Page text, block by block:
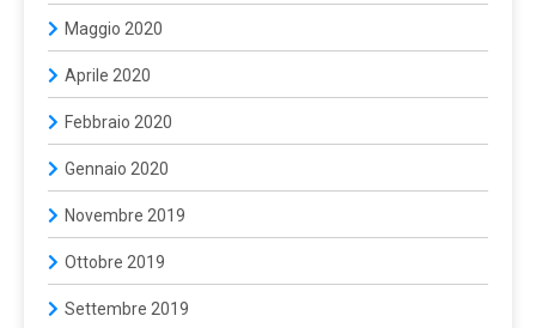
Maggio 2020
Aprile 2020
Febbraio 2020
Gennaio 2020
Novembre 2019
Ottobre 2019
Settembre 2019